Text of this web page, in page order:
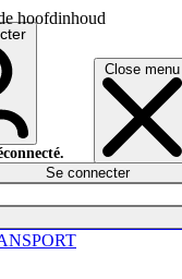
hoofdinhoud
Close menu
Se connecter